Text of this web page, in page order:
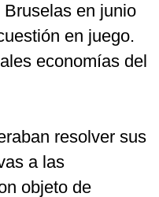
en junio
en juego.
economías del
resolver sus
a las
objeto de